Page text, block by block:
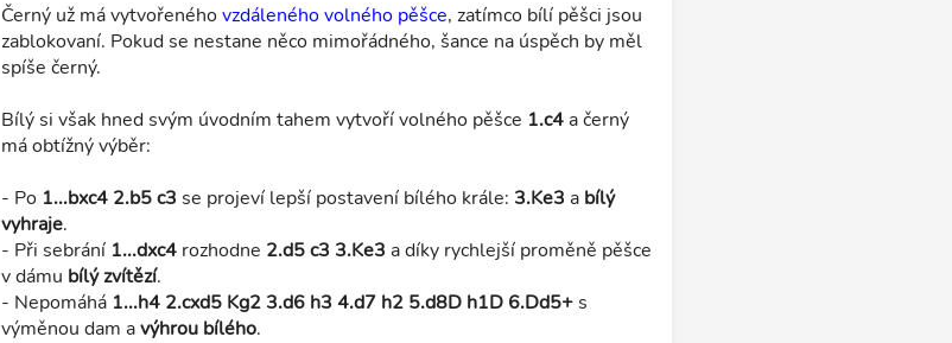
Černý už má vytvořenéhovzdáleného volného pěšce, zatímco bílí pěšci jsou
zablokovaní. Pokud se nestane něco mimořádného, šance na úspěch by měl
spíše černý.
Bílý si však hned svým úvodním tahem vytvoří volného pěšce 1.c4a černý
má obtížný výběr:
- Po 1...bxc4 2.b5 c3 se projeví lepší postavení bílého krále: 3.Ke3 a bílý
vyhraje.
- Při sebrání 1...dxc4rozhodne 2.d5 c3 3.Ke3 a díky rychlejší proměně pěšce
v dámu bílý zvítězí.
- Nepomáhá 1...h4 2.cxd5 Kg2 3.d6 h3 4.d7 h2 5.d8D h1D 6.Dd5+s
výměnou dam avýhrou bílého.